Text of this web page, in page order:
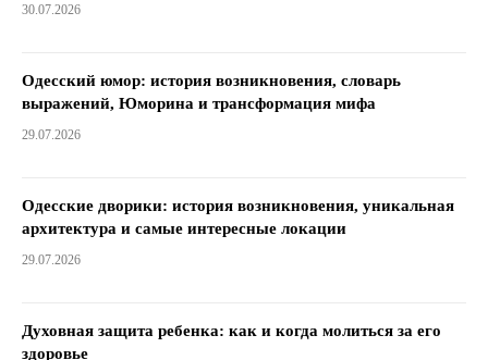
30.07.2026
Одесский юмор: история возникновения, словарь
выражений, Юморина и трансформация мифа
29.07.2026
Одесские дворики: история возникновения, уникальная
архитектура и самые интересные локации
29.07.2026
Духовная защита ребенка: как и когда молиться за его
здоровье